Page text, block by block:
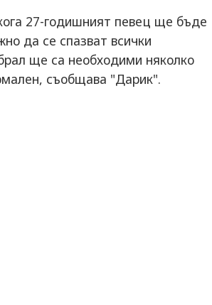
27-годишният певец ще бъде
да се спазват всички
ще са необходими няколко
съобщава "Дарик".